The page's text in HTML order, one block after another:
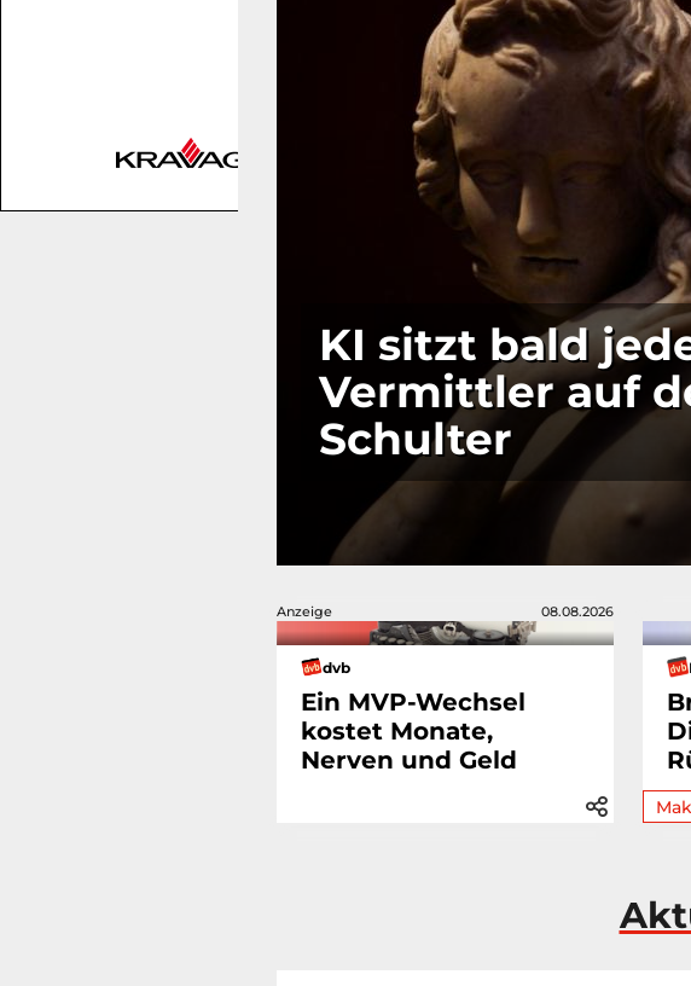
KI sitzt bald
Vermittler auf
Schulter
Anzeige 08.08.2026
dvb
Ein MVP-Wechsel
kostet Monate,
Nerven und Geld